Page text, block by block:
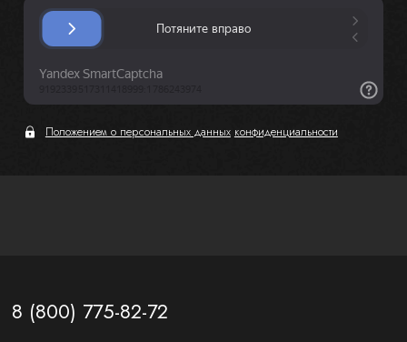
Положением о персональных данных конфиденциальности
8 (800) 775-82-72